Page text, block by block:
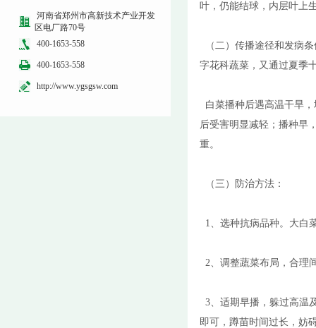
河南省郑州市高新技术产业开发
区电厂路70号
400-1653-558
400-1653-558
http://www.ygsgsw.com
叶，仍能结球，内层叶上
（二）传播途径和发病
字花科蔬菜，又通过夏季
白菜播种后遇高温干旱
后受害明显减轻；播种早
重。
（三）防治方法：
1、选种抗病品种。大白
2、调整蔬菜布局，合理
3、适期早播，躲过高温
即可，蹲苗时间过长，妨